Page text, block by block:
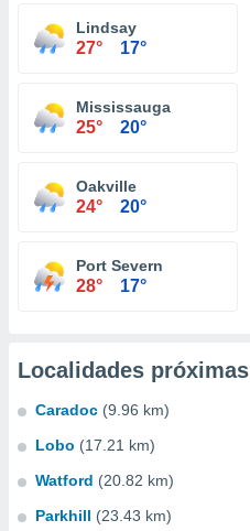
Lindsay
27° 17°
Mississauga
25° 20°
Oakville
24° 20°
Port Severn
28° 17°
Localidades próximas
Caradoc (9.96 km)
Lobo (17.21 km)
Watford (20.82 km)
Parkhill (23.43 km)